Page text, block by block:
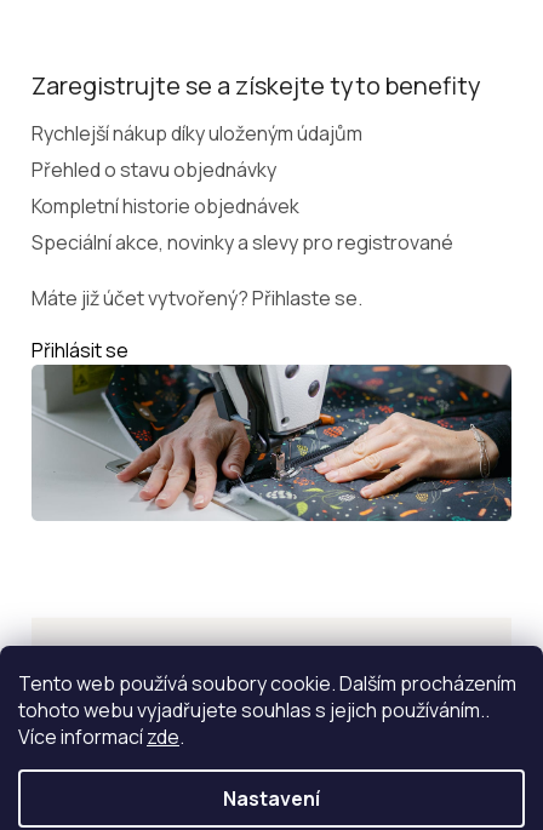
Tento web používá soubory cookie. Dalším procházením
tohoto webu vyjadřujete souhlas s jejich používáním..
Více informacízde.
Nastavení
Zaregistrujte se a získejte tyto benefity
Rychlejší nákup díky uloženým údajům
Přehled o stavu objednávky
Kompletní historie objednávek
Speciální akce, novinky a slevy pro registrované
Máte již účet vytvořený? Přihlaste se.
Přihlásit se
Inspirace
ZOBRAZIT VÍCE